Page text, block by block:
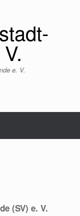
e. V.
(SV) e. V.